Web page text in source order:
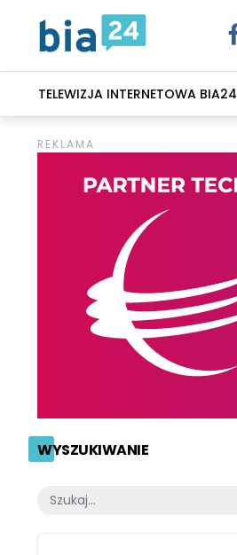
TELEWIZJA INTERNETOWA BIA24
WYSZUKIWANIE